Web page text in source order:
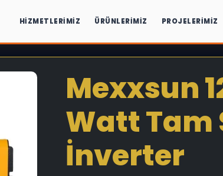
HIZMETLERIMIZ ÜRÜNLERIMIZ PROJELERIMIZ
Mexxsun
Watt Tam
İnverter